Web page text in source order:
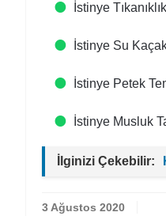
İstinye
İstinye Su
İstinye Petek
İstinye Musluk
İlginizi Çekebilir:
3 Ağustos 2020